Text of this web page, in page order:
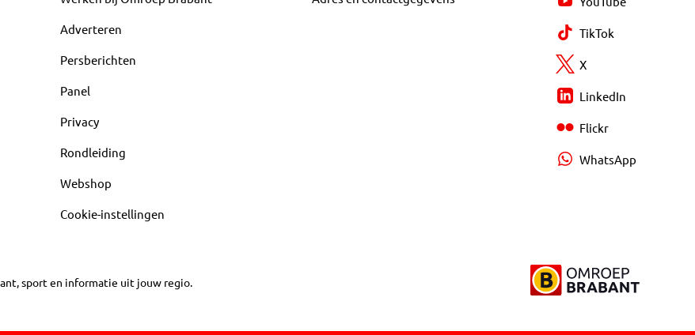
Adverteren
Persberichten
Panel
Privacy
Rondleiding
Webshop
Cookie-instellingen
TikTok
X
LinkedIn
Flickr
WhatsApp
sport en informatie uit jouw regio.